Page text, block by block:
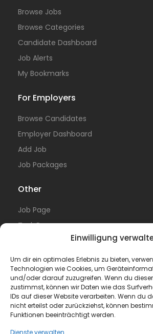
Einwilligung
Um dir ein optimales Erlebnis zu bieten,
Technologien wie Cookies, um
und/oder darauf zuzugreifen. Wenn du
zustimmst, können wir Daten wie das
IDs auf dieser Website verarbeiten. Wenn du
nicht erteilst oder zurückziehst, können
Funktionen beeinträchtigt werden.
Dienste verwalten
Browse Jobs
Browse Categories
Candidate Dashboard
Job Alerts
My Bookmarks
For Employers
Browse Candidates
Employer Dashboard
Add Job
Job Packages
Other
Job Page
Task Page
Blog
Moore & Kavinsky
Legal
Privacy Policy
Terms of Use